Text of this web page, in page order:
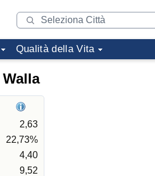
Qualità della Vita
2,63
22,73%
4,40
9,52